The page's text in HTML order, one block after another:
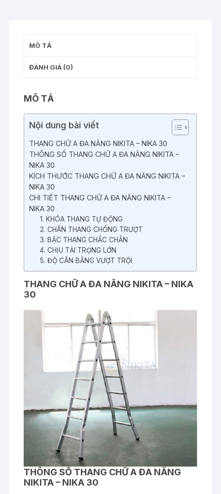
lượng
MÔ TẢ
ĐÁNH GIÁ (0)
MÔ TẢ
Nội dung bài viết
THANG CHỮ A ĐA NĂNG NIKITA – NIKA 30
THÔNG SỐ THANG CHỮ A ĐA NĂNG NIKITA –
NIKA 30
KÍCH THƯỚC THANG CHỮ A ĐA NĂNG NIKITA –
NIKA 30
CHI TIẾT THANG CHỮ A ĐA NĂNG NIKITA –
NIKA 30
1. KHÓA THANG TỰ ĐỘNG
2. CHÂN THANG CHỐNG TRƯỢT
3. BẬC THANG CHẮC CHẮN
4. CHỊU TẢI TRỌNG LỚN
5. ĐỘ CÂN BẰNG VƯỢT TRỘI
THANG CHỮ A ĐA NĂNG NIKITA – NIKA
30
THÔNG SỐ THANG CHỮ A ĐA NĂNG
NIKITA – NIKA 30